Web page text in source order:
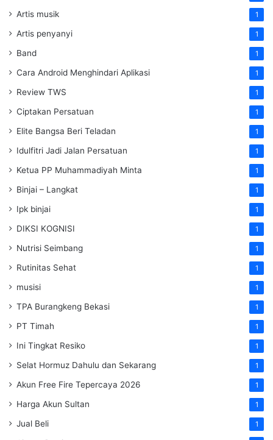
Artis musik 1
Artis penyanyi 1
Band 1
Cara Android Menghindari Aplikasi 1
Review TWS 1
Ciptakan Persatuan 1
Elite Bangsa Beri Teladan 1
Idulfitri Jadi Jalan Persatuan 1
Ketua PP Muhammadiyah Minta 1
Binjai – Langkat 1
Ipk binjai 1
DIKSI KOGNISI 1
Nutrisi Seimbang 1
Rutinitas Sehat 1
musisi 1
TPA Burangkeng Bekasi 1
PT Timah 1
Ini Tingkat Resiko 1
Selat Hormuz Dahulu dan Sekarang 1
Akun Free Fire Tepercaya 2026 1
Harga Akun Sultan 1
Jual Beli 1